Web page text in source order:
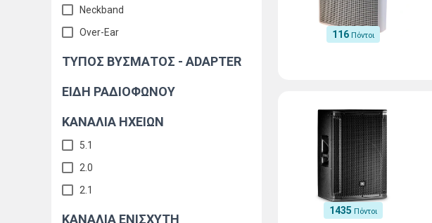
Neckband
Over-Ear
ΤΥΠΟΣ ΒΥΣΜΑΤΟΣ - ADAPTER
ΕΙΔΗ ΡΑΔΙΟΦΩΝΟΥ
ΚΑΝΆΛΙΑ ΗΧΕΊΩΝ
5.1
2.0
2.1
ΚΑΝΑΛΙΑ ΕΝΙΣΧΥΤΗ
116 Πόντοι
1435 Πόντοι